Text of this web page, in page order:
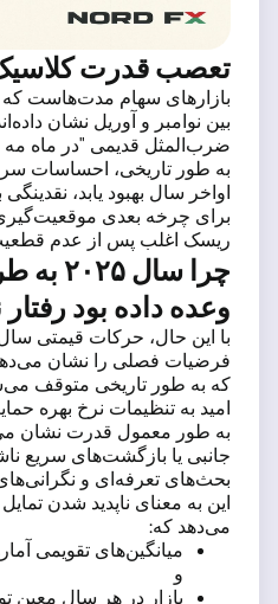
تعصب قدرت
بازارهای سهام مدت‌هاست
بین نوامبر و آوریل نشان
ضرب‌المثل قدیمی "در ماه
به طور تاریخی، احساسات
اواخر سال بهبود یابد،
برای چرخه بعدی
ریسک اغلب پس از عدم قطعیت
چرا
وعده داده بود رفتار
فرضیات فصلی را نشان
که به طور تاریخی متوقف
امید به تنظیمات نرخ بهره
به طور معمول قدرت نشان
جانبی یا بازگشت‌های سریع
بحث‌های تعرفه‌ای و نگرانی‌های
این به معنای ناپدید شدن
می‌دهد که:
میانگین‌های تقویمی
و
بازار در هر سال